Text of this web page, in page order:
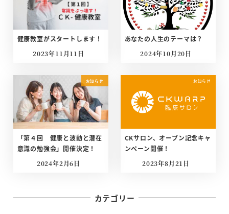
健康教室がスタートします！
投稿日
2023年11月11日
あなたの人生のテーマは？
投稿日
2024年10月20日
お知らせ
「第４回 健康と波動と潜在
意識の勉強会」開催決定！
投稿日
2024年2月6日
お知らせ
CKサロン、オープン記念キャ
ンペーン開催！
投稿日
2023年8月21日
カテゴリー